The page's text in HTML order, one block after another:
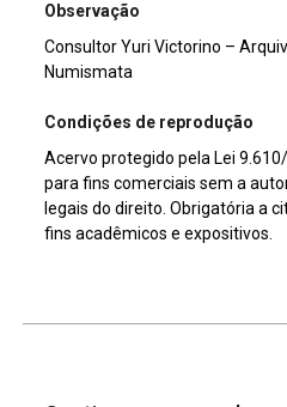
Observação
Consultor Yuri Victorino –
Numismata
Condições de reprodução
Acervo protegido pela Lei
para fins comerciais sem a
legais do direito. Obrigatória a
fins acadêmicos e expositivos.